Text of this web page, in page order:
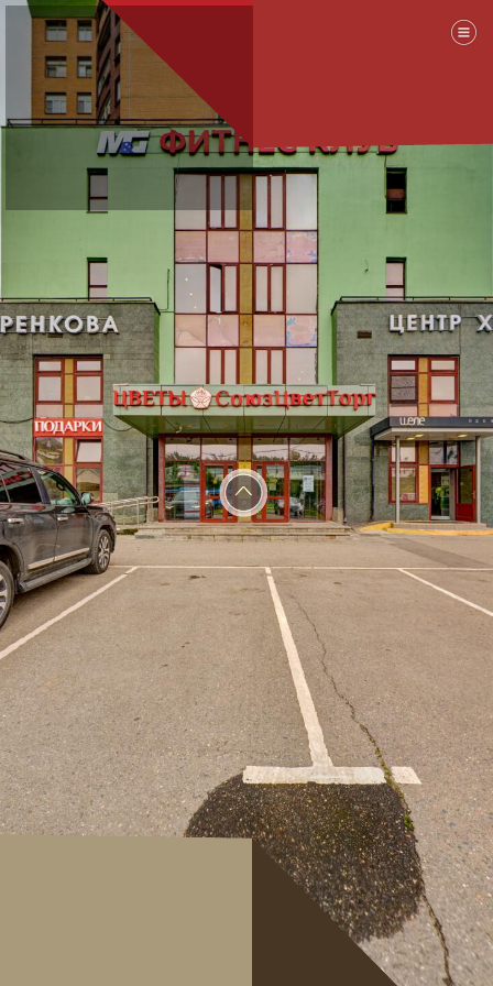
ЗD тур по клинике доктора
Куренкова